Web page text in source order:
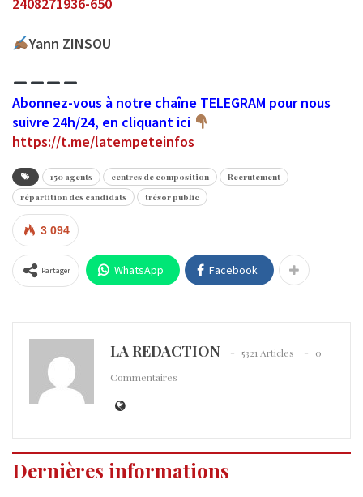
Yann ZINSOU
Abonnez-vous à notre chaîne TELEGRAM pour nous
suivre 24h/24, en cliquant ici
https://t.me/latempeteinfos
150 agents centres de composition
Recrutement
répartition des candidats
trésor public
3 094
Partager WhatsApp Facebook
LA REDACTION 5321 Articles
0
Commentaires
Dernières informations